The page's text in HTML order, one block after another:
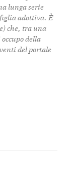
lunga serie
adottiva. È
che, tra una
della
del portale